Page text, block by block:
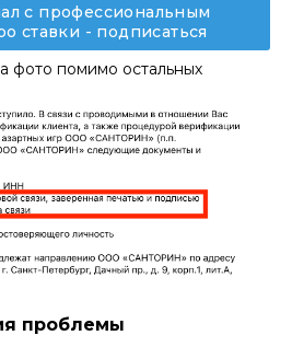
с профессиональным
ставки - подписаться
фото помимо остальных
проблемы